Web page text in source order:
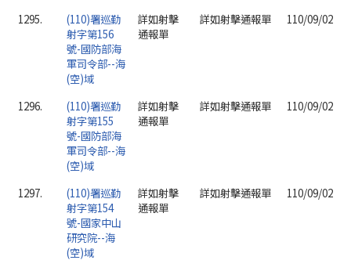
1295.
(110)署巡勤
射字第156
號-國防部海
軍司令部--海
(空)域
詳如射擊
通報單
詳如射擊通報單 110/09/02
1296.
(110)署巡勤
射字第155
號-國防部海
軍司令部--海
(空)域
詳如射擊
通報單
詳如射擊通報單 110/09/02
1297.
(110)署巡勤
射字第154
號-國家中山
研究院--海
(空)域
詳如射擊
通報單
詳如射擊通報單 110/09/02